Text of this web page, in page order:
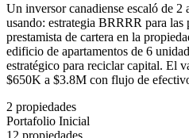
Un inversor canadiense escaló de 2
usando: estrategia BRRRR para las
prestamista de cartera en la
edificio de apartamentos de 6
estratégico para reciclar capital. El
$650K a $3.8M con flujo de
2 propiedades
Portafolio Inicial
12 propiedades